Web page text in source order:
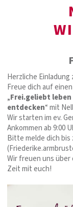
Herzliche Einladung
Freue dich auf
„Frei.geliebt leben
entdecken“ mit
Wir starten im ev.
Ankommen ab 9:00
Bitte melde dich bis
Wir freuen uns
Zeit mit euch!